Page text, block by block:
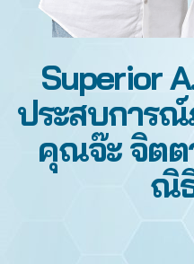
Superior
ประสบการ
คุณจ๊ะ จิตต
ณิ